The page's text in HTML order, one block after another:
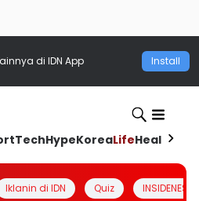
di IDN App Install
TechHypeKoreaLifeHealth
Iklanin di IDN Quiz INSIDENESIA